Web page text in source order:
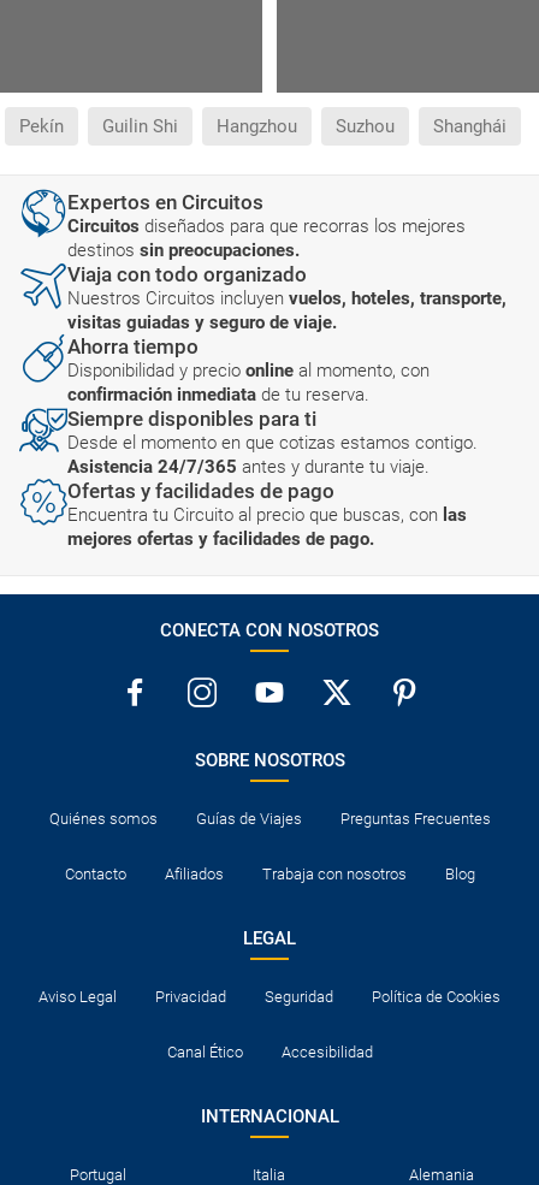
Pekín Guilin Shi Hangzhou Suzhou Shanghái
Expertos en Circuitos
Circuitos diseñados para que recorras los mejores
destinos sin preocupaciones.
Viaja con todo organizado
Nuestros Circuitos incluyen vuelos, hoteles, transporte,
visitas guiadas y seguro de viaje.
Ahorra tiempo
Disponibilidad y precio online al momento, con
confirmación inmediata de tu reserva.
Siempre disponibles para ti
Desde el momento en que cotizas estamos contigo.
Asistencia 24/7/365 antes y durante tu viaje.
Ofertas y facilidades de pago
Encuentra tu Circuito al precio que buscas, con las
mejores ofertas y facilidades de pago.
CONECTA CON NOSOTROS
SOBRE NOSOTROS
Quiénes somos Guías de Viajes Preguntas Frecuentes
Contacto Afiliados Trabaja con nosotros Blog
LEGAL
Aviso Legal Privacidad Seguridad Política de Cookies
Canal Ético Accesibilidad
INTERNACIONAL
Portugal Italia Alemania